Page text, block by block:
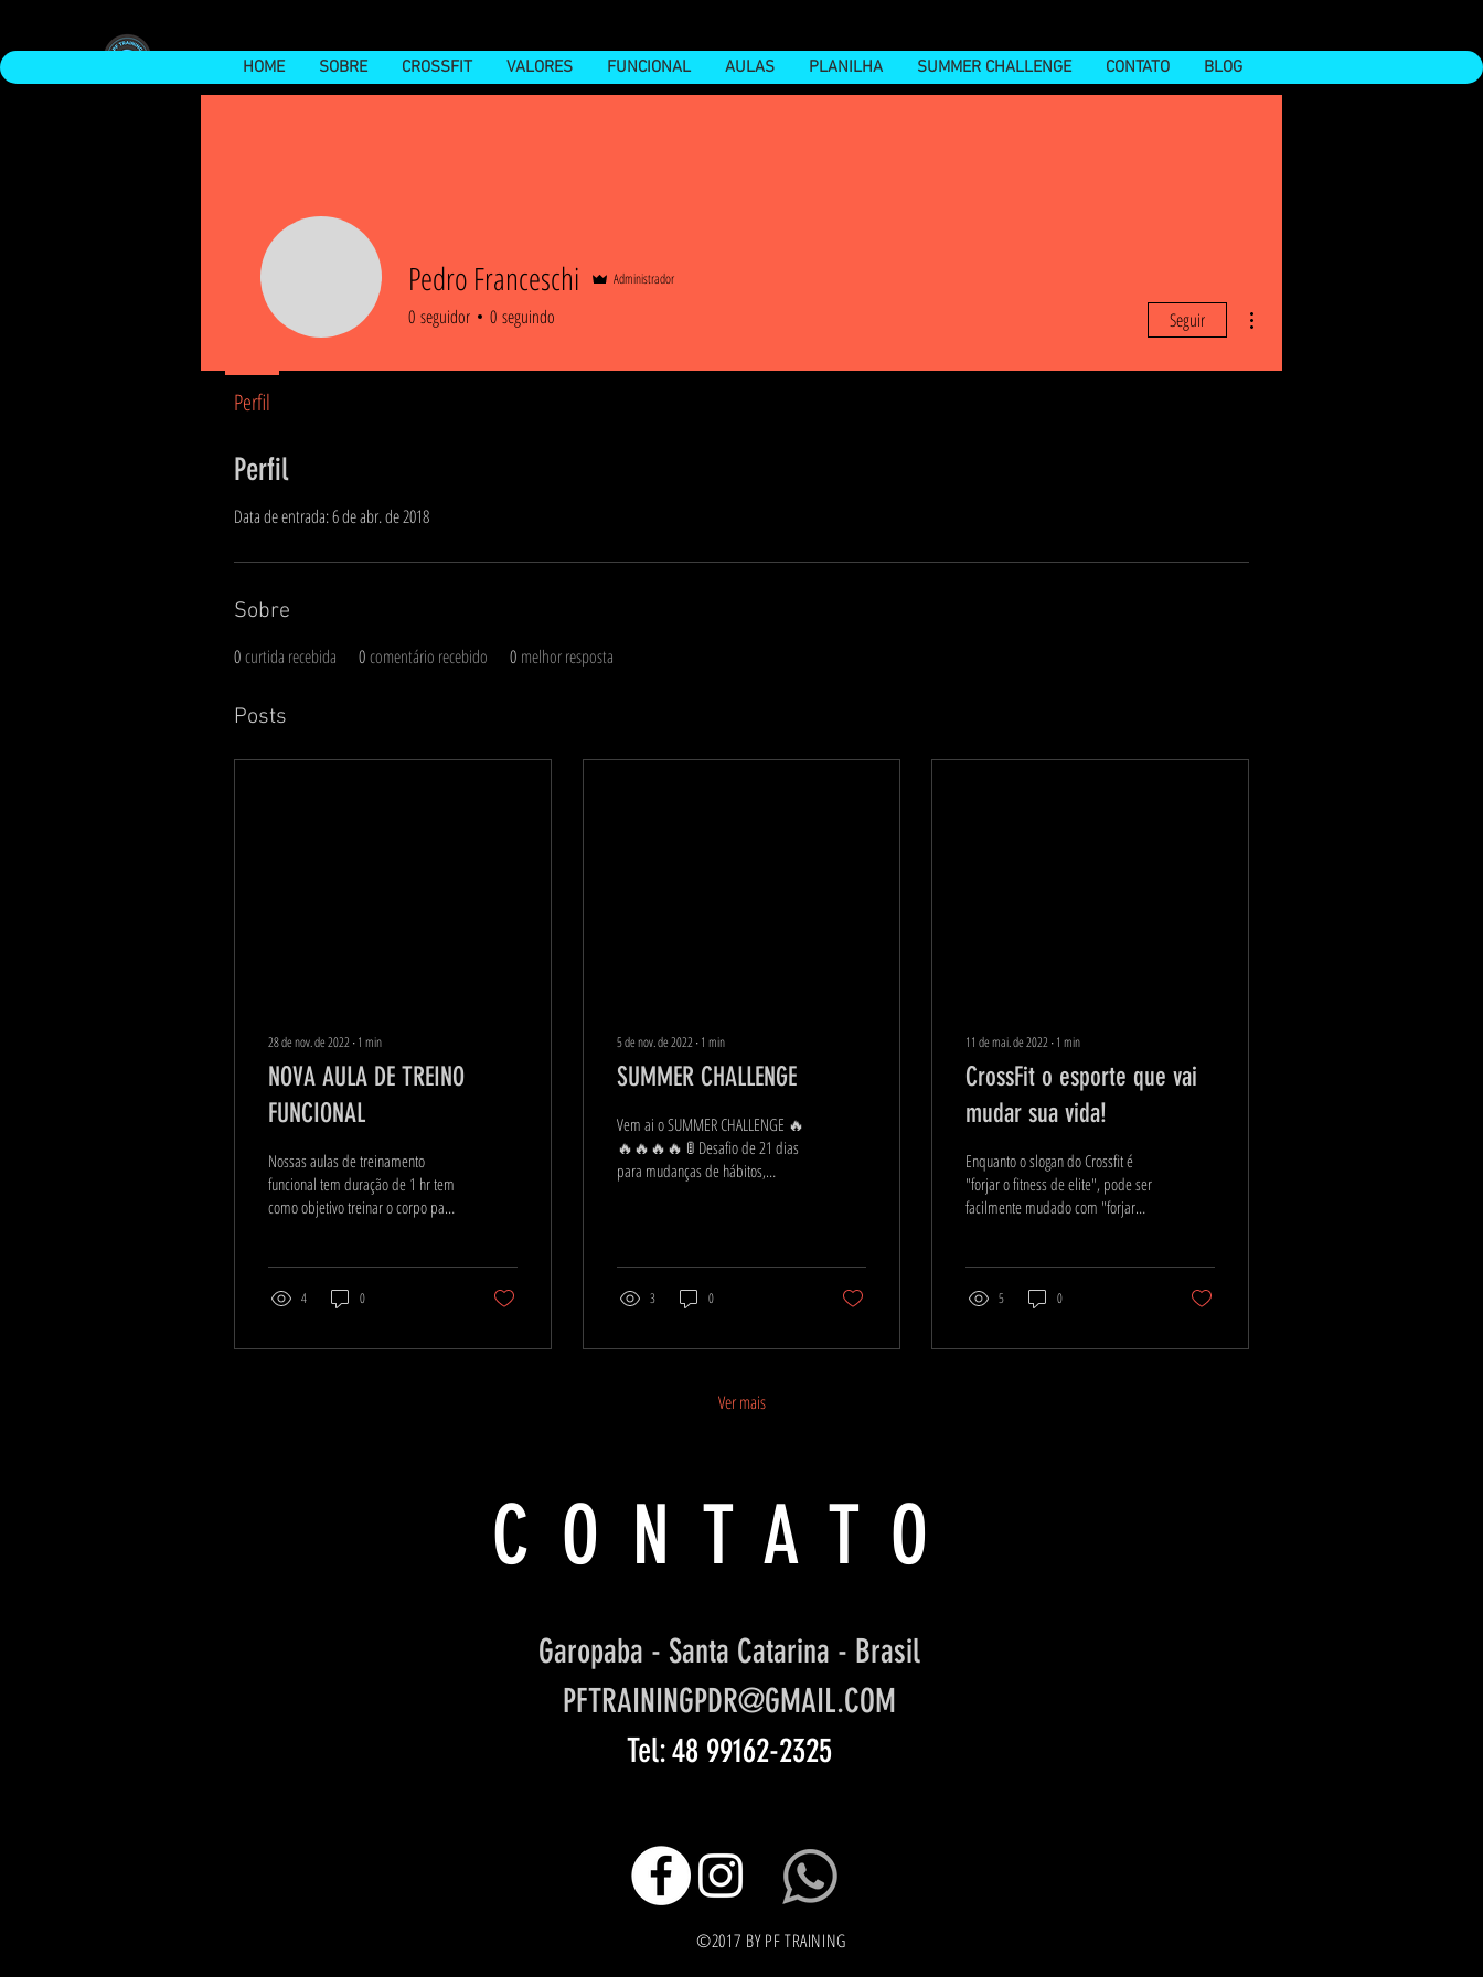
HOME SOBRE CROSSFIT VALORES FUNCIONAL AULAS PLANILHA SUMMER CHALLENGE CONTATO BLOG
Perfil
Data de entrada: 6 de abr. de 2018
Sobre
0curtida recebida 0comentário recebido 0 melhor resposta
Posts
28 de nov. de 2022∙1 min
NOVA AULA DE TREINO
FUNCIONAL
Nossas aulas de treinamento
funcional tem duração de 1 hr tem
como objetivo treinar o corpo para
4 0
5 de nov. de 2022∙1 min
SUMMER CHALLENGE
Vem ai o SUMMER CHALLENGE 🔥
🔥🔥🔥🔥 🚦 Desafio de 21 dias
para mudanças de hábitos,
3 0
11 de mai. de 2022∙1 min
CrossFit o esporte que vai
mudar sua vida!
Enquanto o slogan do Crossfit é
"forjar o fitness de elite", pode ser
facilmente mudado com "forjar
5 0
Ver mais
Pedro Franceschi Administrador
0 seguidor 0 seguindo Seguir
Perfil
CONTATO
Garopaba - Santa Catarina - Brasil
PFTRAININGPDR@GMAIL.COM
Tel: 48 99162-2325
©2017 BY PF TRAINING